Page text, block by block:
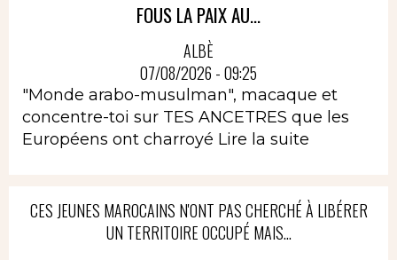
FOUS LA PAIX AU...
ALBÈ
07/08/2026 - 09:25
"Monde arabo-musulman", macaque et
concentre-toi sur TES ANCETRES que les
Européens ont charroyé Lire la suite
CES JEUNES MAROCAINS N'ONT PAS CHERCHÉ À LIBÉRER
UN TERRITOIRE OCCUPÉ MAIS...